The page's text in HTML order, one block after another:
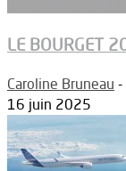
LE BOURGET
Caroline Bruneau -
16 juin 2025